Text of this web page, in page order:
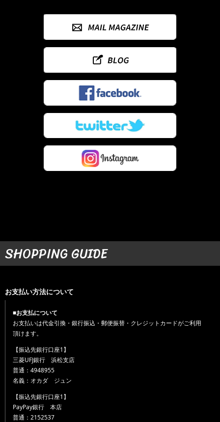
SHOPPING GUIDE
お支払い方法について
■お支払について
お支払いは代金引換・銀行振込・郵便振替・クレジットカードがご利用
頂けます。
【振込先銀行口座1】
三菱UFJ銀行 浜松支店
普通：4948955
名義：オカダ ジュン
【振込先銀行口座1】
PayPay銀行 本店
普通：2152537